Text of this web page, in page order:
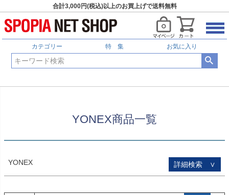
合計3,000円(税込)以上のお買上げで送料無料
カテゴリー 特 集 お気に入り
HOME YONEX商品一覧
YONEX商品一覧
YONEX 詳細検索 ∨
予約商品
予約商品のみを表示
並び順
新着順
登録順
キーワードヒット順
検索